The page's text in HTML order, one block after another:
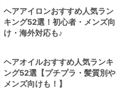
ヘアアイロンおすすめ人気ラン
キング52選！初心者・メンズ向
け・海外対応も♪
ヘアオイルおすすめ人気ランキ
ング52選【プチプラ・髪質別や
メンズ向けも！】